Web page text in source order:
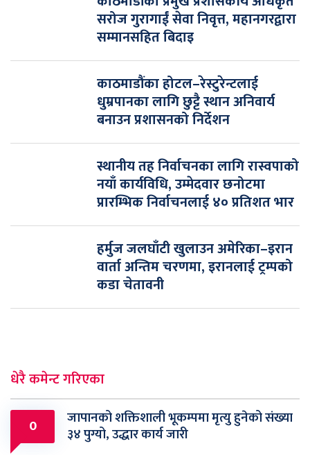
सरोज गुरागाईं सेवा निवृत्त, महानगरद्वारा
सम्मानसहित बिदाइ
काठमाडौंका होटल–रेस्टुरेन्टलाई
धुम्रपानका लागि छुट्टै स्थान अनिवार्य
बनाउन प्रशासनको निर्देशन
स्थानीय तह निर्वाचनका लागि रास्वपाको
नयाँ कार्यविधि, उम्मेदवार छनोटमा
प्रारम्भिक निर्वाचनलाई ४० प्रतिशत भार
हर्मुज जलघाँटी खुलाउन अमेरिका–इरान
वार्ता अन्तिम चरणमा, इरानलाई ट्रम्पको
कडा चेतावनी
धेरै कमेन्ट गरिएका
0 जापानको शक्तिशाली भूकम्पमा मृत्यु हुनेको संख्या
३४ पुग्यो, उद्धार कार्य जारी